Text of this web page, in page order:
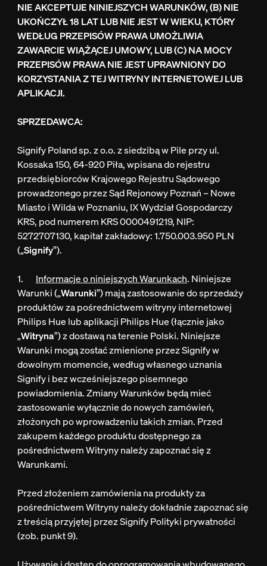
NIE AKCEPTUJE NINIEJSZYCH WARUNKÓW, (B) NIE
UKOŃCZYŁ 18 LAT LUB NIE JEST W WIEKU, KTÓRY
WEDŁUG PRZEPISÓW PRAWA UMOŻLIWIA
ZAWARCIE WIĄŻĄCEJ UMOWY, LUB (C) NA MOCY
PRZEPISÓW PRAWA NIE JEST UPRAWNIONY DO
KORZYSTANIA Z TEJ WITRYNY INTERNETOWEJ LUB
APLIKACJI.
SPRZEDAWCA:
Signify Poland sp. z o.o. z siedzibą w Pile przy ul.
Kossaka 150, 64-920 Piła, wpisana do rejestru
przedsiębiorców Krajowego Rejestru Sądowego
prowadzonego przez Sąd Rejonowy Poznań – Nowe
Miasto i Wilda w Poznaniu, IX Wydział Gospodarczy
KRS, pod numerem KRS 0000491219, NIP:
5272707130, kapitał zakładowy:1.750.003.950 PLN
(„Signify”).
1. Informacje o niniejszych Warunkach. Niniejsze
Warunki („Warunki”) mają zastosowanie do sprzedaży
produktów za pośrednictwem witryny internetowej
Philips Hue lub aplikacji Philips Hue (łącznie jako
„Witryna”) z dostawą na terenie Polski. Niniejsze
Warunki mogą zostać zmienione przez Signify w
dowolnym momencie, według własnego uznania
Signify i bez wcześniejszego pisemnego
powiadomienia. Zmiany Warunków będą mieć
zastosowanie wyłącznie do nowych zamówień,
złożonych po wprowadzeniu takich zmian. Przed
zakupem każdego produktu dostępnego za
pośrednictwem Witryny należy zapoznać się z
Warunkami.
Przed złożeniem zamówienia na produkty za
pośrednictwem Witryny należy dokładnie zapoznać się
z treścią przyjętej przez Signify Polityki prywatności
(zob. punkt 9).